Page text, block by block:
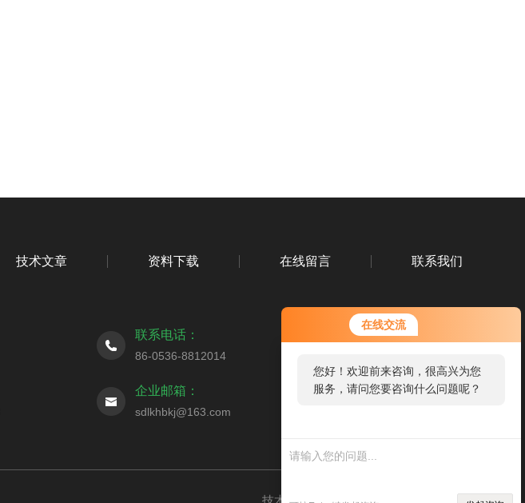
在线交流
您好！欢迎前来咨询，很高兴为您
服务，请问您要咨询什么问题呢？
好，
看您
技术文章 资料下载 在线留言 联系我们
联系电话：
86-0536-8812014
企业邮箱：
sdlkhbkj@163.com
技术支持： 环保在线 sitemap.xml